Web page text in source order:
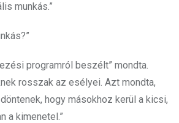
munkás.”
programról beszélt” mondta.
rosszak az esélyei. Azt mondta,
hogy másokhoz kerül a kicsi,
a kimenetel.”